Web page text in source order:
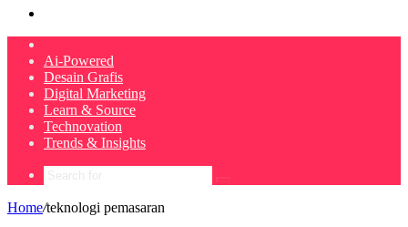
Ai-Powered
Desain Grafis
Digital Marketing
Learn & Source
Technovation
Trends & Insights
Search
Home/teknologi pemasaran